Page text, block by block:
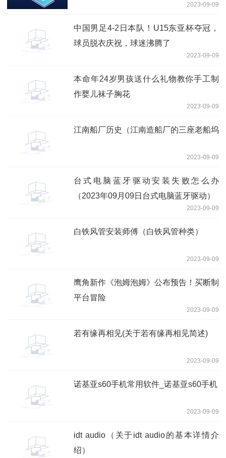
2023-09-09
中国男足4-2日本队！U15东亚杯夺冠，
球员脱衣庆祝，球迷沸腾了
2023-09-09
本命年24岁男孩送什么礼物教你手工制
作婴儿袜子胸花
2023-09-09
江南船厂历史（江南造船厂的三座老船坞
2023-09-09
台式电脑蓝牙驱动安装失败怎么办
（2023年09月09日台式电脑蓝牙驱动）
2023-09-09
白铁风管安装师傅（白铁风管种类）
2023-09-09
鹰角新作《泡姆泡姆》公布预告！买断制
平台冒险
2023-09-09
若有缘再相见(关于若有缘再相见简述)
2023-09-09
诺基亚s60手机常用软件_诺基亚s60手机
2023-09-09
idt audio（关于idt audio的基本详情介
绍）